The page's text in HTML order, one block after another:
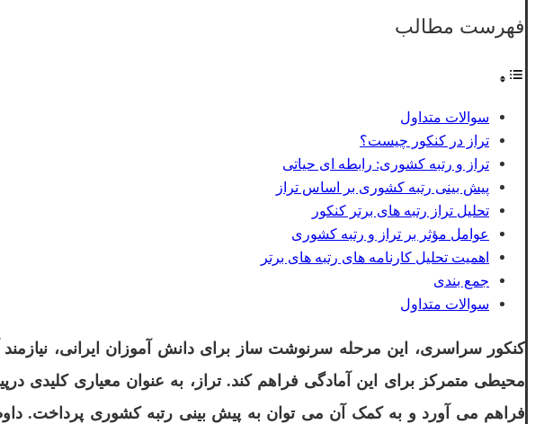
فهرست مطالب
سوالات متداول
تراز در کنکور چیست؟
تراز و رتبه کشوری: رابطه ای حیاتی
پیش بینی رتبه کشوری بر اساس تراز
تحلیل تراز رتبه های برتر کنکور
عوامل مؤثر بر تراز و رتبه کشوری
اهمیت تحلیل کارنامه های رتبه های برتر
جمع بندی
سوالات متداول
کنکور سراسری، این مرحله سرنوشت ساز برای دانش آموزان ایرانی،
محیطی متمرکز برای این آمادگی فراهم کند. تراز، به عنوان معیاری کلیدی
فراهم می آورد و به کمک آن می توان به پیش بینی رتبه کشوری پرداخت.